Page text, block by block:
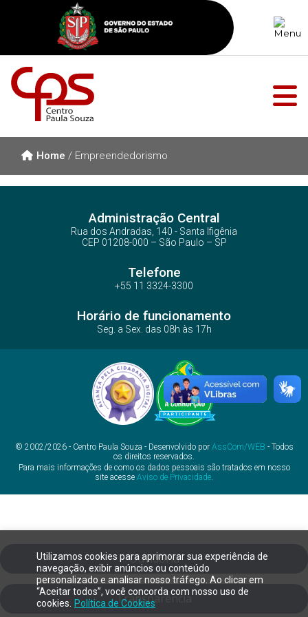
Utilizamos cookies para aprimorar sua experiência de
navegação, exibir anúncios ou conteúdo
personalizado e analisar nosso tráfego. Ao clicar em
“Aceitar todos”, você concorda com nosso uso de
cookies.
Política de Cookies
Home / Empreendedorismo
Administração Central
Rua dos Andradas, 140 - Santa Ifigênia
CEP 01208-000 – São Paulo – SP
Telefone
+55 11 3324-3300
Horário de funcionamento
Seg. a Sex. das 08h às 17h
© 2002/2026 - Centro Paula Souza - Desenvolvido por AssCom/WEB - Todos
os direitos reservados.
Para mais informações de como os dados pessoais são tratados em nosso
site acesse Aviso de Privacidade.
Ouvidoria
Transparência